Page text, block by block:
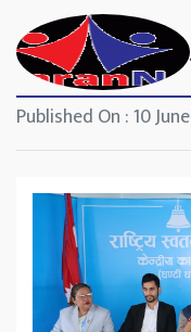
Published On : 10